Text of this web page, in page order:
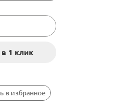
в избранное